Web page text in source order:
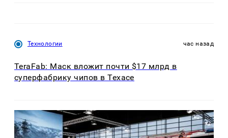
Технологии час назад
TeraFab: Маск вложит почти $17 млрд в
суперфабрику чипов в Техасе